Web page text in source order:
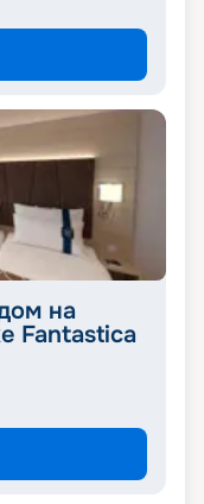
на
Fantastica